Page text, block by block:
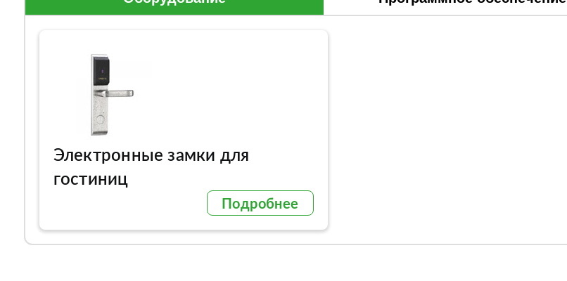
Электронные замки для
гостиниц
Подробнее